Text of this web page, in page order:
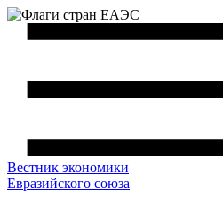
Вестник экономики
Евразийского союза